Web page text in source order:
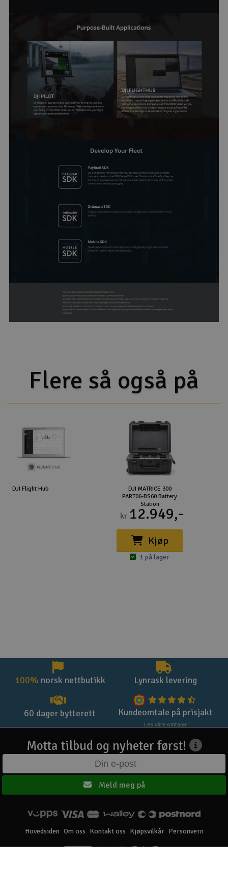
Flere så også på
DJI Flight Hub
DJI MATRICE 300
PART06-BS60 Battery
Station
kr 12.949,-
Kjøp
1 på lager
100% norsk nettbutikk Lynrask levering
60 dager bytterett Kundeomtale på prisjakt
Les våre omtaler
Motta tilbud og nyheter først!
Meld meg på
Hovedsiden Om oss Kontakt oss Kjøpsvilkår Personvern